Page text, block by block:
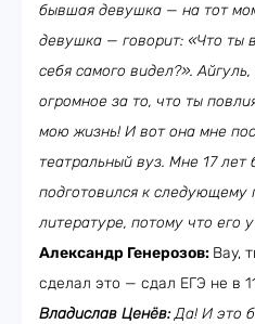
бывшая девушка — на тот
девушка — говорит: «Что ты
себя самого видел?».
огромное за то, что ты
мою жизнь! И вот она мне
театральный вуз. Мне 17
подготовился к следующему
литературе, потому что его
Александр Генерозов: Вау,
сделал это — сдал ЕГЭ не в
Владислав Ценёв:Да! И это